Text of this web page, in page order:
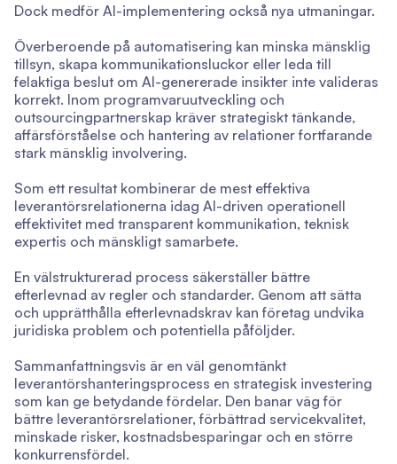
Dock medför AI-implementering också nya utmaningar.
Överberoende på automatisering kan minska mänsklig
tillsyn, skapa kommunikationsluckor eller leda till
felaktiga beslut om AI-genererade insikter inte valideras
korrekt. Inom programvaruutveckling och
outsourcingpartnerskap kräver strategiskt tänkande,
affärsförståelse och hantering av relationer fortfarande
stark mänsklig involvering.
Som ett resultat kombinerar de mest effektiva
leverantörsrelationerna idag AI-driven operationell
effektivitet med transparent kommunikation, teknisk
expertis och mänskligt samarbete.
En välstrukturerad process säkerställer bättre
efterlevnad av regler och standarder. Genom att sätta
och upprätthålla efterlevnadskrav kan företag undvika
juridiska problem och potentiella påföljder.
Sammanfattningsvis är en väl genomtänkt
leverantörshanteringsprocess en strategisk investering
som kan ge betydande fördelar. Den banar väg för
bättre leverantörsrelationer, förbättrad servicekvalitet,
minskade risker, kostnadsbesparingar och en större
konkurrensfördel.